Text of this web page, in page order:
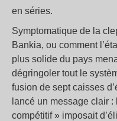
en séries.
Symptomatique de la
Bankia, ou comment
plus solide du pays
dégringoler tout le
fusion de sept caisses
lancé un message clair :
compétitif » imposait